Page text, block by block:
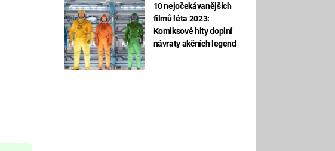
10 nejočekávanějších
filmů léta 2023:
Komiksové hity doplní
návraty akčních legend